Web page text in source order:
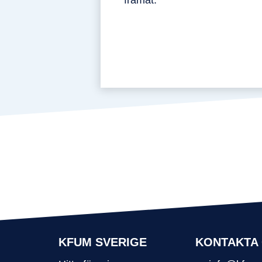
KFUM SVERIGE KONTAKTA